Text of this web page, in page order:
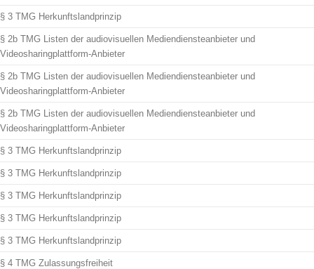
§ 3 TMG Herkunftslandprinzip
§ 2b TMG Listen der audiovisuellen Mediendiensteanbieter und
Videosharingplattform-Anbieter
§ 2b TMG Listen der audiovisuellen Mediendiensteanbieter und
Videosharingplattform-Anbieter
§ 2b TMG Listen der audiovisuellen Mediendiensteanbieter und
Videosharingplattform-Anbieter
§ 3 TMG Herkunftslandprinzip
§ 3 TMG Herkunftslandprinzip
§ 3 TMG Herkunftslandprinzip
§ 3 TMG Herkunftslandprinzip
§ 3 TMG Herkunftslandprinzip
§ 4 TMG Zulassungsfreiheit